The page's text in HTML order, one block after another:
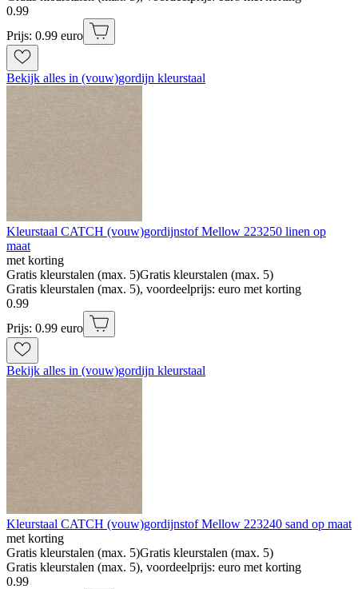
0.99
Prijs: 0.99 euro
Bekijk alles in (vouw)gordijn kleurstaal
Kleurstaal CATCH (vouw)gordijnstof Mellow 223250 linen op
maat
met korting
Gratis kleurstalen (max. 5)Gratis kleurstalen (max. 5)
Gratis kleurstalen (max. 5), voordeelprijs: euro met korting
0.99
Prijs: 0.99 euro
Bekijk alles in (vouw)gordijn kleurstaal
Kleurstaal CATCH (vouw)gordijnstof Mellow 223240 sand op maat
met korting
Gratis kleurstalen (max. 5)Gratis kleurstalen (max. 5)
Gratis kleurstalen (max. 5), voordeelprijs: euro met korting
0.99